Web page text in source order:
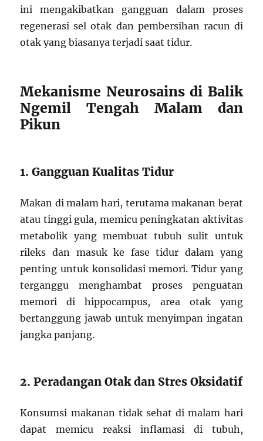
ini mengakibatkan gangguan dalam proses
regenerasi sel otak dan pembersihan racun di
otak yang biasanya terjadi saat tidur.
Mekanisme Neurosains di Balik
Ngemil Tengah Malam dan
Pikun
1. Gangguan Kualitas Tidur
Makan di malam hari, terutama makanan berat
atau tinggi gula, memicu peningkatan aktivitas
metabolik yang membuat tubuh sulit untuk
rileks dan masuk ke fase tidur dalam yang
penting untuk konsolidasi memori. Tidur yang
terganggu menghambat proses penguatan
memori di hippocampus, area otak yang
bertanggung jawab untuk menyimpan ingatan
jangka panjang.
2. Peradangan Otak dan Stres Oksidatif
Konsumsi makanan tidak sehat di malam hari
dapat memicu reaksi inflamasi di tubuh,